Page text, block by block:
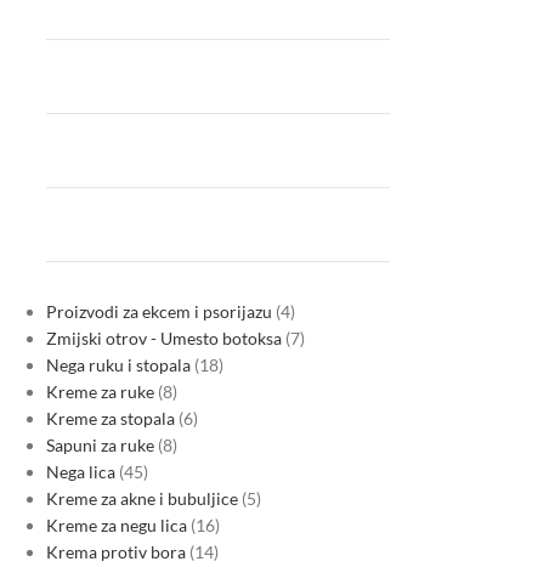
Proizvodi za ekcem i psorijazu 4
Zmijski otrov - Umesto botoksa 7
Nega ruku i stopala 18
Kreme za ruke 8
Kreme za stopala 6
Sapuni za ruke 8
Nega lica 45
Kreme za akne i bubuljice 5
Kreme za negu lica 16
Krema protiv bora 14